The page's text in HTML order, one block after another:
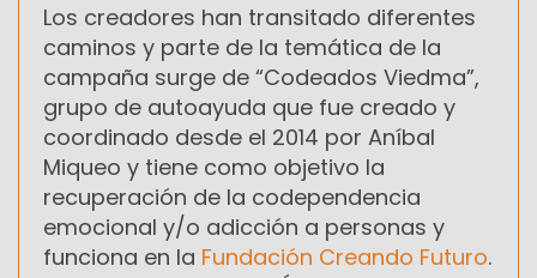
Los creadores han transitado diferentes
caminos y parte de la temática de la
campaña surge de “Codeados Viedma”,
grupo de autoayuda que fue creado y
coordinado desde el 2014 por Aníbal
Miqueo y tiene como objetivo la
recuperación de la codependencia
emocional y/o adicción a personas y
funciona en la Fundación Creando Futuro.